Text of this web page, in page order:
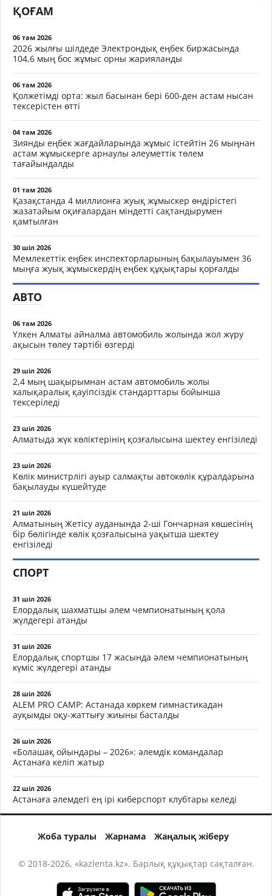
ҚОҒАМ
06 там 2026
2026 жылғы шілдеде Электрондық еңбек биржасында
104,6 мың бос жұмыс орны жарияланды
06 там 2026
Қолжетімді орта: жыл басынан бері 600-ден астам нысан
тексерістен өтті
04 там 2026
Зиянды еңбек жағдайларында жұмыс істейтін 26 мыңнан
астам жұмыскерге арнаулы әлеуметтік төлем
тағайындалды
01 там 2026
Қазақстанда 4 миллионға жуық жұмыскер өндірістегі
жазатайым оқиғалардан міндетті сақтандырумен
қамтылған
30 шіл 2026
Мемлекеттік еңбек инспекторларының бақылауымен 36
мыңға жуық жұмыскердің еңбек құқықтары қорғалды
АВТО
06 там 2026
Үлкен Алматы айналма автомобиль жолында жол жүру
ақысын төлеу тәртібі өзгерді
29 шіл 2026
2,4 мың шақырымнан астам автомобиль жолы
халықаралық қауіпсіздік стандарттары бойынша
тексеріледі
23 шіл 2026
Алматыда жүк көліктерінің қозғалысына шектеу енгізіледі
23 шіл 2026
Көлік министрлігі ауыр салмақты автокөлік құралдарына
бақылауды күшейтуде
21 шіл 2026
Алматының Жетісу ауданында 2-ші Гончарная көшесінің
бір бөлігінде көлік қозғалысына уақытша шектеу
енгізіледі
СПОРТ
31 шіл 2026
Елордалық шахматшы әлем чемпионатының қола
жүлдегері атанды
31 шіл 2026
Елордалық спортшы 17 жасында әлем чемпионатының
күміс жүлдегері атанды
28 шіл 2026
ALEM PRO CAMP: Астанада көркем гимнастикадан
ауқымды оқу-жаттығу жиыны басталды
26 шіл 2026
«Болашақ ойындары – 2026»: әлемдік командалар
Астанаға келіп жатыр
22 шіл 2026
Астанаға әлемдегі ең ірі киберспорт клубтары келеді
Жоба туралы Жарнама Жаңалық жіберу
© 2018-2026, «kazlenta.kz». Барлық құқықтар сақталған.